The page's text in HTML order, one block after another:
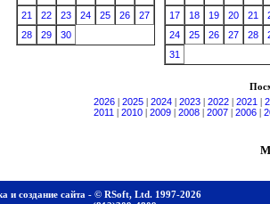
21
22 23 24 25 26
27
28
29 30
17
18 19 20 21
24
25 26 27 28
31
2026
2025 2024 2023 2022 2021
2011
2010 2009 2008 2007 2006
и создание сайта - © RSoft, Ltd. 1997-2026